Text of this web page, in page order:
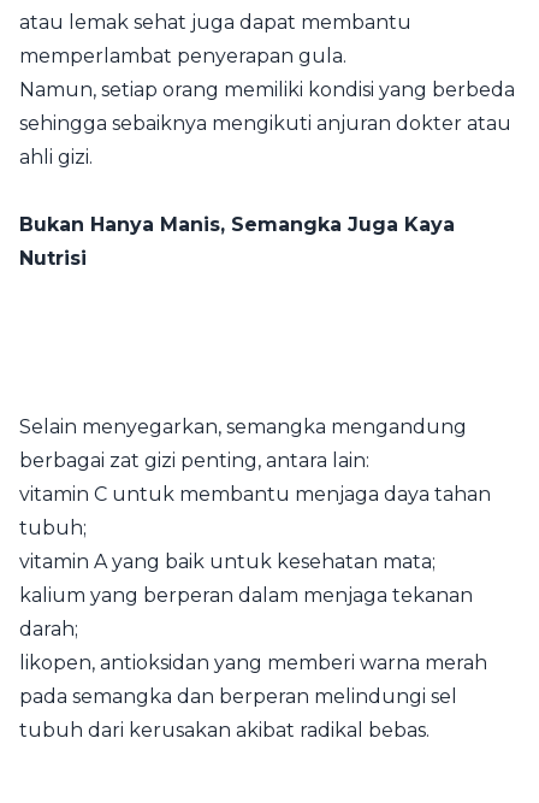
atau lemak sehat juga dapat membantu
memperlambat penyerapan gula.
Namun, setiap orang memiliki kondisi yang berbeda
sehingga sebaiknya mengikuti anjuran dokter atau
ahli gizi.
Bukan Hanya Manis, Semangka Juga Kaya
Nutrisi
Selain menyegarkan, semangka mengandung
berbagai zat gizi penting, antara lain:
vitamin C untuk membantu menjaga daya tahan
tubuh;
vitamin A yang baik untuk kesehatan mata;
kalium yang berperan dalam menjaga tekanan
darah;
likopen, antioksidan yang memberi warna merah
pada semangka dan berperan melindungi sel
tubuh dari kerusakan akibat radikal bebas.